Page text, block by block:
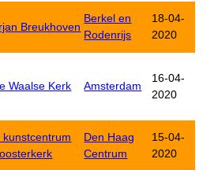
Breukhoven
Berkel en
Rodenrijs
18-04-
2020
Waalse Kerk Amsterdam
16-04-
2020
kunstcentrum
Den Haag
Centrum
15-04-
2020